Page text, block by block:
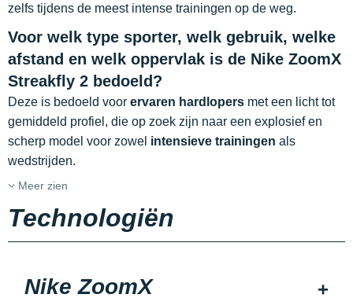
zelfs tijdens de meest intense trainingen op de weg.
Voor welk type sporter, welk gebruik, welke
afstand en welk oppervlak is de Nike ZoomX
Streakfly 2 bedoeld?
Deze is bedoeld voor ervaren hardlopers met een licht tot
gemiddeld profiel, die op zoek zijn naar een explosief en
scherp model voor zowel intensieve trainingen als
wedstrijden.
Meer zien
Technologiën
Nike ZoomX